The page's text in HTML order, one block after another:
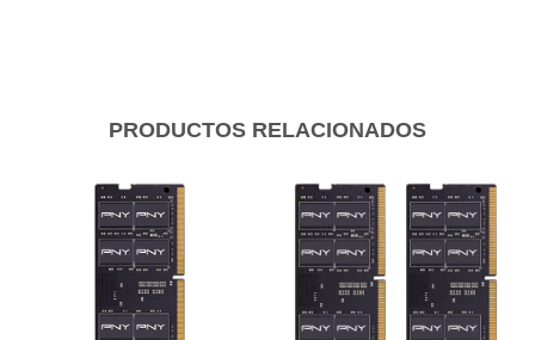
PRODUCTOS RELACIONADOS